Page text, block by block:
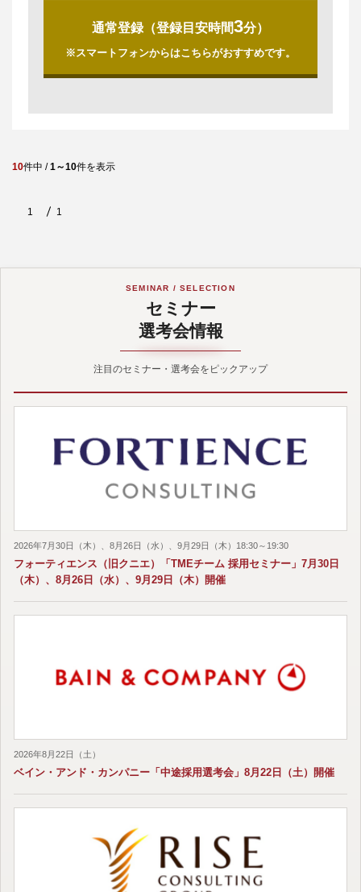
通常登録（登録目安時間3分）
※スマートフォンからはこちらがおすすめです。
10件中 /1～10件を表示
1 1
SEMINAR / SELECTION
セミナー
選考会情報
注目のセミナー・選考会をピックアップ
2026年7月30日（木）、8月26日（水）、9月29日（木）18:30～19:30
フォーティエンス（旧クニエ）「TMEチーム 採用セミナー」7月30日
（木）、8月26日（水）、9月29日（木）開催
2026年8月22日（土）
ベイン・アンド・カンパニー「中途採用選考会」8月22日（土）開催